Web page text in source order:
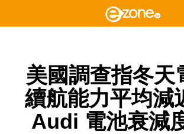
美國調查指冬天
續航能力平均減
Audi 電池衰減